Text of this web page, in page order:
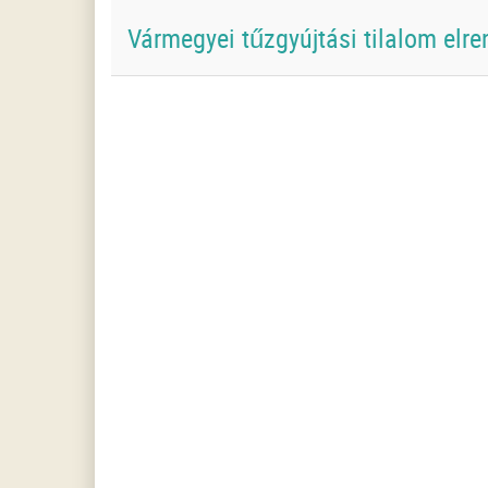
Vármegyei tűzgyújtási tilalom